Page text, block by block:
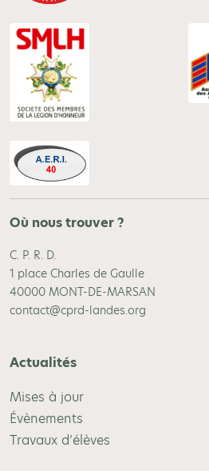
Où nous trouver ?
C. P. R. D.
1 place Charles de Gaulle
40000 MONT-DE-MARSAN
contact@cprd-landes.org
Actualités
Mises à jour
Évènements
Travaux d’élèves